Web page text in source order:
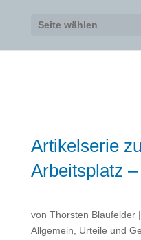
Seite wählen
Artikelserie
Arbeitsplatz –
von Thorsten Blaufelder|
Allgemein
Urteile und